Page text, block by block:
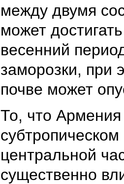
между двумя
может
весенний
заморозки, при
почве может
То, что Армения
центральной
существенно